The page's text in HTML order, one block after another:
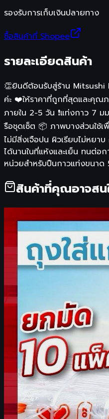
รองรับการเก็บเงินปลายทาง
ซื้อสินค้าที่ Shopee
รายละเอียดสินค้า
👏ยินดีต้อนรับสู่ร้าน Mitsushi
ค่ะ ❤️ให้ราคาที่ถูกที่สุดและคุ
ภายใน 2-5 วัน ❗แท่งกาว 7
รือชุดเซ็ต 📦 ภาพบางส่วนใช้
ไม่มีสิ่งเจือปน ผิวเรียบไม่หยา
ได้นานในที่แห้งและเย็น ทนต่
หน่วยสำหรับปืนกาวแท่งขนา
สินค้าที่คุณอาจสน